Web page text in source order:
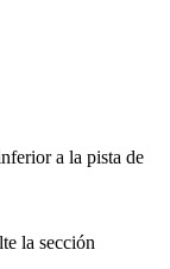
a la pista de
la sección